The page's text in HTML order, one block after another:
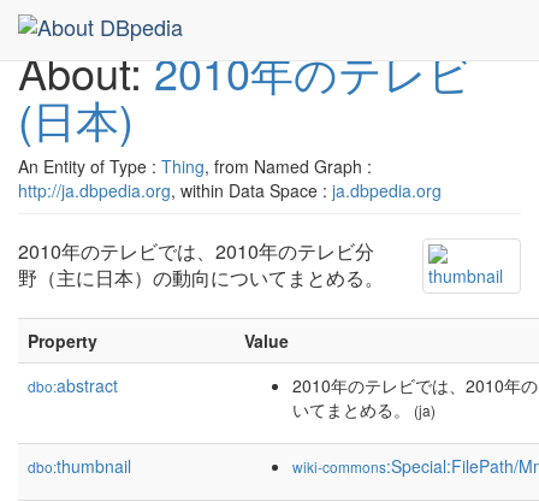
About:2010年のテレビ
(日本)
An Entity of Type : Thing, from Named Graph :
http://ja.dbpedia.org, within Data Space : ja.dbpedia.org
2010年のテレビでは、2010年のテレビ分
野（主に日本）の動向についてまとめる。
Property Value
dbo:abstract
2010年のテレビでは、2010年
いてまとめる。
(ja)
dbo:thumbnail wiki-commons:Special:FilePath/